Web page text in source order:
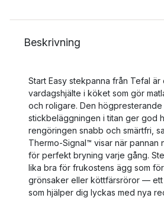
Beskrivning
Start Easy stekpanna från Tefal är
vardagshjälte i köket som gör
och roligare. Den högpresterande
stickbeläggningen i titan ger god
rengöringen snabb och smärtfri,
Thermo-Signal™ visar när pannan
för perfekt bryning varje gång.
lika bra för frukostens ägg som
grönsaker eller köttfärsröror —
som hjälper dig lyckas med nya